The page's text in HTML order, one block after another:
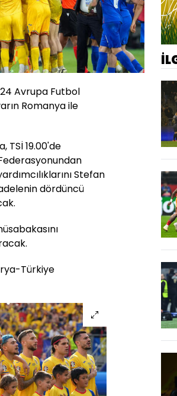
Avrupa Futbol
Romanya ile
TSİ 19.00'de
Stefan
dördüncü
Türkiye